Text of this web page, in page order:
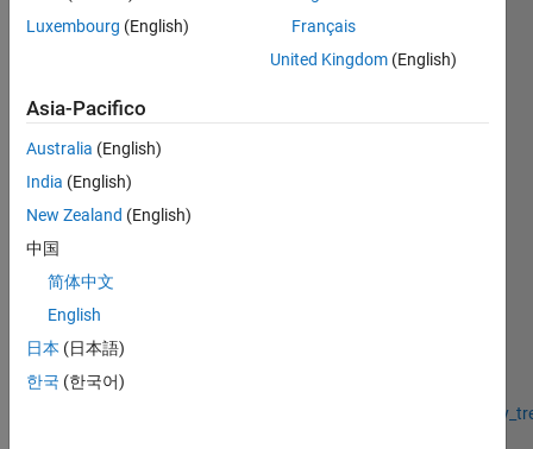
inclination
deviation in
principal
The
theoretical
background
of the
program is
given in a
technical
note:
https://www.researchgate.net/publication/
Luxembourg (English)
Français
United Kingdom (English)
Asia-Pacifico
Australia (English)
India (English)
New Zealand (English)
中国
简体中文
English
日本 (日本語)
한국 (한국어)